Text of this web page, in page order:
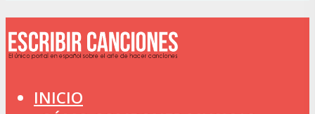
INICIO